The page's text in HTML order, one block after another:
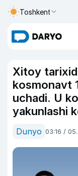
Toshkent
Xitoy
kosmonavt
uchadi. U
yakunlashi
Dunyo 03:16 /